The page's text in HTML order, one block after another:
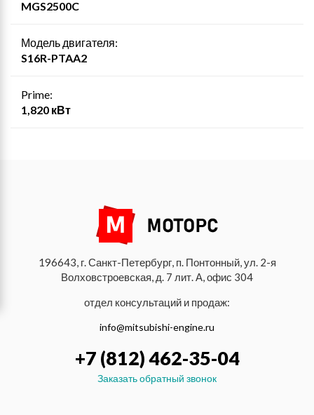
MGS2500C
Модель двигателя:
S16R-PTAA2
Prime:
1,820 кВт
196643, г. Санкт-Петербург, п. Понтонный, ул. 2-я
Волховстроевская, д. 7 лит. А, офис 304
отдел консультаций и продаж:
info@mitsubishi-engine.ru
+7 (812) 462-35-04
Заказать обратный звонок